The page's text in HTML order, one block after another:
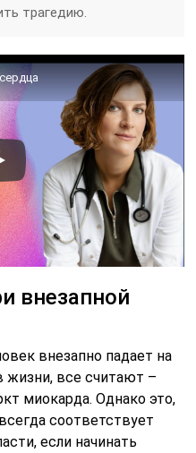
трагедию.
внезапной
внезапно падает на
жизни, все считают –
миокарда. Однако это,
соответствует
если начинать